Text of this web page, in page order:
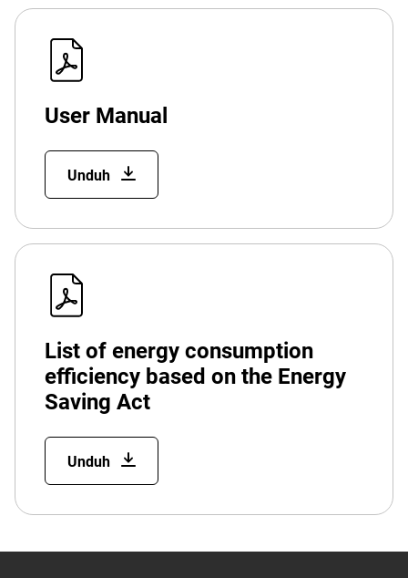
User Manual
Unduh
List of energy consumption
efficiency based on the Energy
Saving Act
Unduh